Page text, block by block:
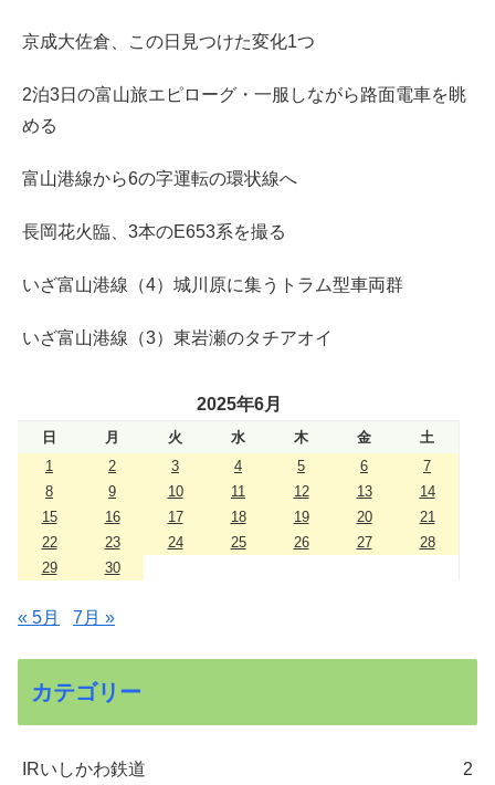
京成大佐倉、この日見つけた変化1つ
2泊3日の富山旅エピローグ・一服しながら路面電車を眺
める
富山港線から6の字運転の環状線へ
長岡花火臨、3本のE653系を撮る
いざ富山港線（4）城川原に集うトラム型車両群
いざ富山港線（3）東岩瀬のタチアオイ
2025年6月
日 月 火 水 木 金
土
1
2 3 4 5 6
7
8
9 10 11 12 13
14
15
16 17 18 19 20
21
22
23 24 25 26 27
28
29
30
« 5月 7月 »
カテゴリー
IRいしかわ鉄道 2